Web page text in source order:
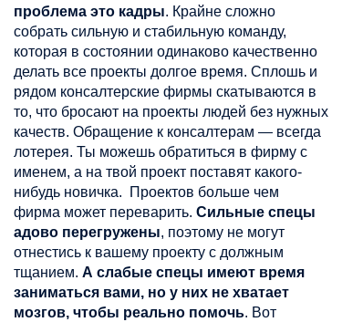
проблема это кадры. Крайне сложно
собрать сильную и стабильную команду,
которая в состоянии одинаково качественно
делать все проекты долгое время. Сплошь и
рядом консалтерские фирмы скатываются в
то, что бросают на проекты людей без нужных
качеств. Обращение к консалтерам — всегда
лотерея. Ты можешь обратиться в фирму с
именем, а на твой проект поставят какого-
нибудь новичка. Проектов больше чем
фирма может переварить. Сильные спецы
адово перегружены, поэтому не могут
отнестись к вашему проекту с должным
тщанием. А слабые спецы имеют время
заниматься вами, но у них не хватает
мозгов, чтобы реально помочь. Вот